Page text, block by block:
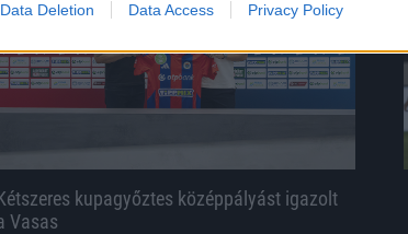
Data Deletion Data Access Privacy Policy
kupagyőztes középpályást igazolt
Vasas